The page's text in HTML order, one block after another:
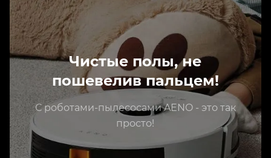
Чистые полы, не
пошевелив пальцем!
С роботами-пылесосами AENO - это так
просто!